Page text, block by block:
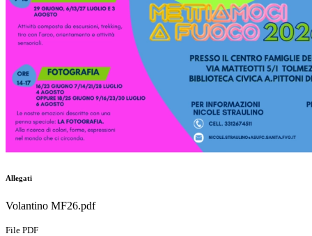
Allegati
Volantino MF26.pdf
File PDF